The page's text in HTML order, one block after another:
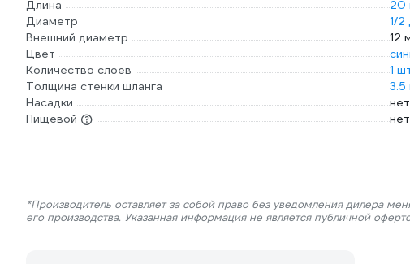
Длина
20
Диаметр
1/2
Внешний диаметр
12
Цвет
Количество слоев
1
Толщина стенки шланга
3.5
Насадки
нет
Пищевой
нет
*Производитель оставляет за собой право без уведомления дилера
его производства. Указанная информация не является публичной